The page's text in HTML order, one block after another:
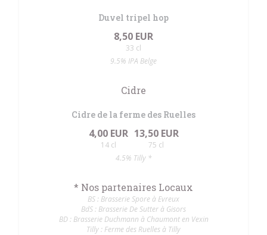
Duvel tripel hop
8,50 EUR
33 cl
9.5% IPA Belge
Cidre
Cidre de la ferme des Ruelles
4,00 EUR
14 cl
13,50 EUR
75 cl
4.5% Tilly *
* Nos partenaires Locaux
BS : Brasserie Spore à Evreux
BdS : Brasserie De Sutter à Gisors
BD : Brasserie Duchmann à Chaumont en Vexin
Tilly : Ferme des Ruelles à Tilly